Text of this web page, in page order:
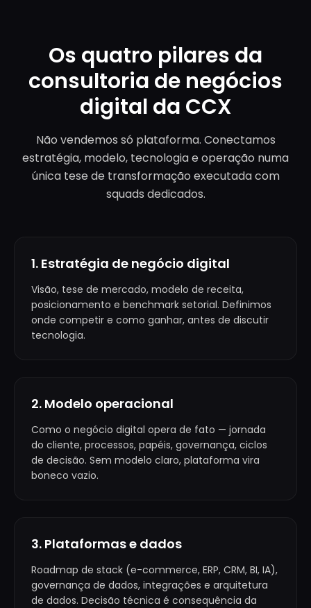
Os quatro pilares da
consultoria de negócios
digital da CCX
Não vendemos só plataforma. Conectamos
estratégia, modelo, tecnologia e operação numa
única tese de transformação executada com
squads dedicados.
1. Estratégia de negócio digital
Visão, tese de mercado, modelo de receita,
posicionamento e benchmark setorial. Definimos
onde competir e como ganhar, antes de discutir
tecnologia.
2. Modelo operacional
Como o negócio digital opera de fato — jornada
do cliente, processos, papéis, governança, ciclos
de decisão. Sem modelo claro, plataforma vira
boneco vazio.
3. Plataformas e dados
Roadmap de stack (e-commerce, ERP, CRM, BI, IA),
governança de dados, integrações e arquitetura
de dados. Decisão técnica é consequência da